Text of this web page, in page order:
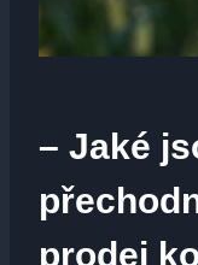
– Jaké
prodej